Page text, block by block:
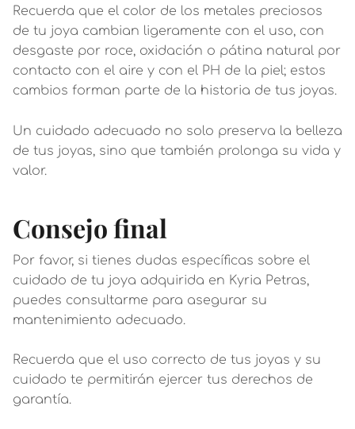
Recuerda que el color de los metales preciosos
de tu joya cambian ligeramente con el uso, con
desgaste por roce, oxidación o pátina natural por
contacto con el aire y con el PH de la piel; estos
cambios forman parte de la historia de tus joyas.
Un cuidado adecuado no solo preserva la belleza
de tus joyas, sino que también prolonga su vida y
valor.
Consejo final
Por favor, si tienes dudas específicas sobre el
cuidado de tu joya adquirida en Kyria Petras,
puedes consultarme para asegurar su
mantenimiento adecuado.
Recuerda que el uso correcto de tus joyas y su
cuidado te permitirán ejercer tus derechos de
garantía.